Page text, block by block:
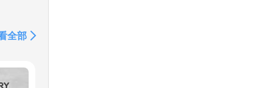
全部